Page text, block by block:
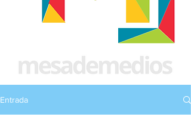
Entrada